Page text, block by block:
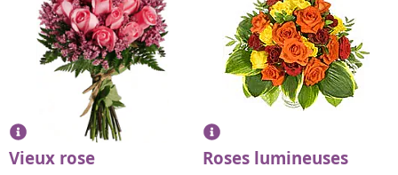
Vieux rose Roses lumineuses